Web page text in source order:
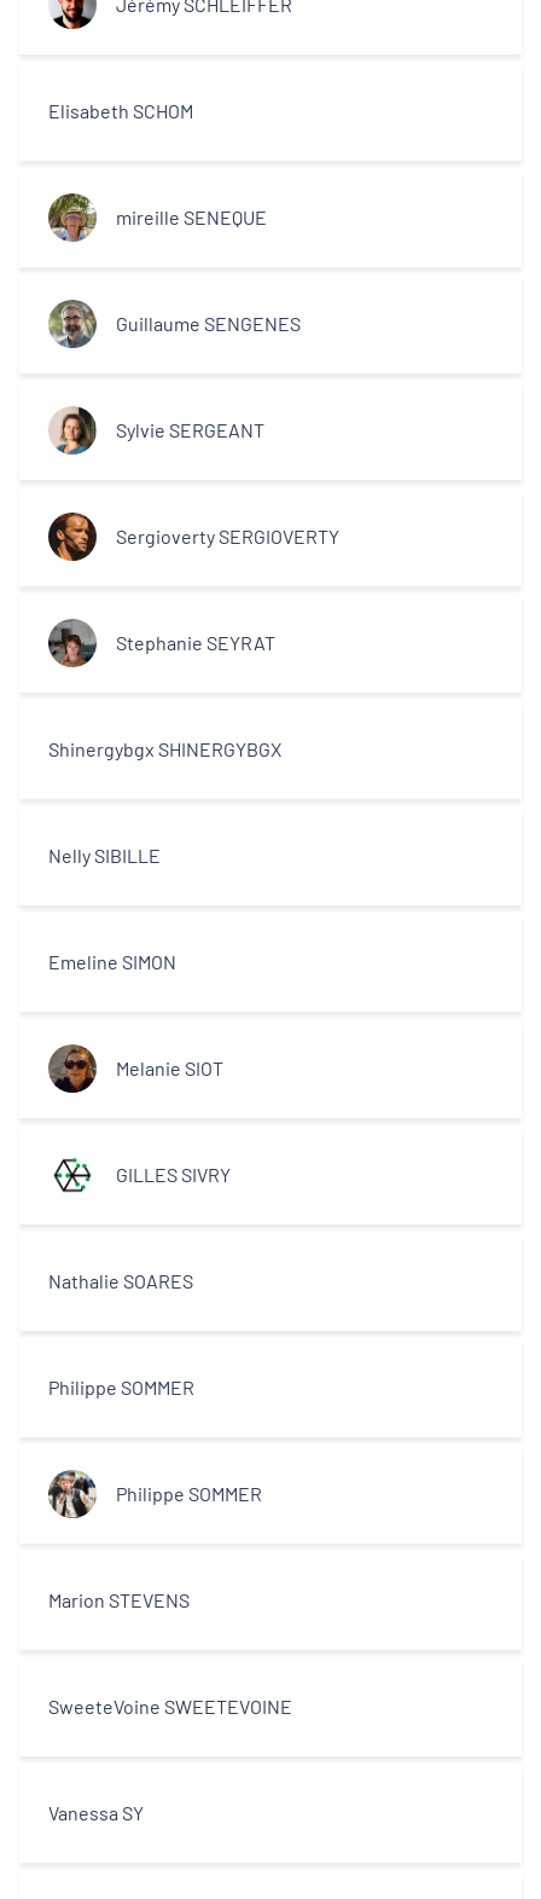
Elisabeth SCHOM
mireille SENEQUE
Guillaume SENGENES
Sylvie SERGEANT
Sergioverty SERGIOVERTY
Stephanie SEYRAT
Shinergybgx SHINERGYBGX
Nelly SIBILLE
Emeline SIMON
Melanie SIOT
GILLES SIVRY
Nathalie SOARES
Philippe SOMMER
Philippe SOMMER
Marion STEVENS
SweeteVoine SWEETEVOINE
Vanessa SY